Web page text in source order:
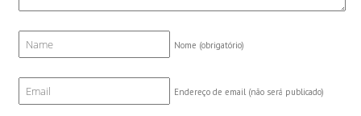
Nome (obrigatório)
Endereço de email (não será publicado)